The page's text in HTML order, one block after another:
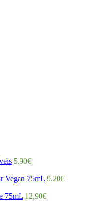
5,90€
Vegan 75mL 9,20€
75mL 12,90€